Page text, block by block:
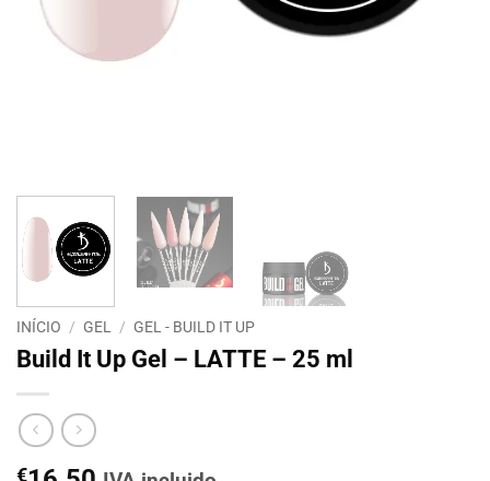
INÍCIO / GEL / GEL - BUILD IT UP
Build It Up Gel – LATTE – 25 ml
€